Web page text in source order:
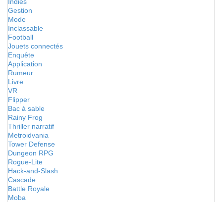
Gestion
Mode
Inclassable
Football
Jouets connectés
Enquête
Application
Rumeur
Livre
VR
Flipper
Bac à sable
Rainy Frog
Thriller narratif
Metroidvania
Tower Defense
Dungeon RPG
Rogue-Lite
Hack-and-Slash
Cascade
Battle Royale
Moba